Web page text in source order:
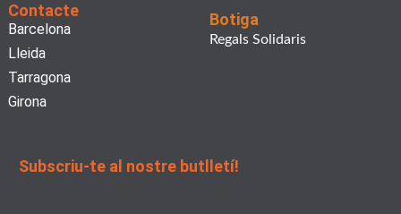
Contacte
Barcelona
Lleida
Tarragona
Girona
Botiga
Regals Solidaris
Subscriu-te al nostre butlletí!